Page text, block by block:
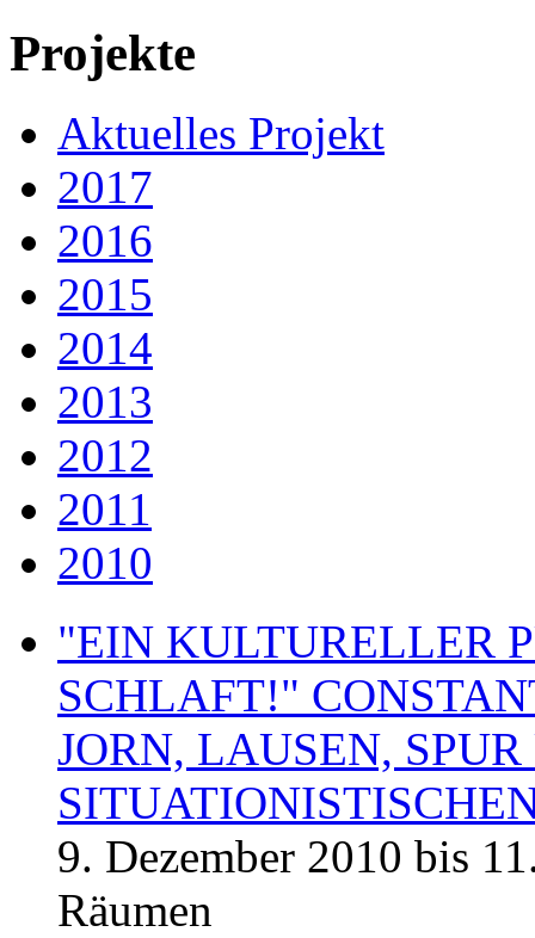
Projekte
Aktuelles Projekt
2017
2016
2015
2014
2013
2012
2011
2010
"EIN KULTURELLER
SCHLAFT!"
JORN, LAUSEN,
9. Dezember 2010 bis
Räumen